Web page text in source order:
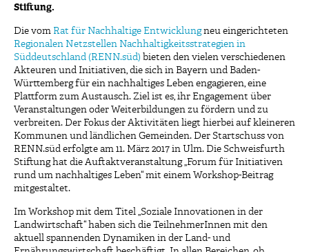
Stiftung.
Die vom Rat für Nachhaltige Entwicklungneu eingerichteten
Regionalen Netzstellen Nachhaltigkeitsstrategien in
Süddeutschland (RENN.süd) bieten den vielen verschiedenen
Akteuren und Initiativen, die sich in Bayern und Baden-
Württemberg für ein nachhaltiges Leben engagieren, eine
Plattform zum Austausch. Ziel ist es, ihr Engagement über
Veranstaltungen oder Weiterbildungen zu fördern und zu
verbreiten. Der Fokus der Aktivitäten liegt hierbei auf kleineren
Kommunen und ländlichen Gemeinden. Der Startschuss von
RENN.süd erfolgte am 11. März 2017 in Ulm. Die Schweisfurth
Stiftung hat die Auftaktveranstaltung „Forum für Initiativen
rund um nachhaltiges Leben“ mit einem Workshop-Beitrag
mitgestaltet.
Im Workshop mit dem Titel „Soziale Innovationen in der
Landwirtschaft“ haben sich die TeilnehmerInnen mit den
aktuell spannenden Dynamiken in der Land- und